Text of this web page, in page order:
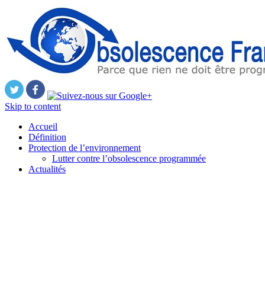
Skip to content
Accueil
Définition
Protection de l’environnement
Lutter contre l’obsolescence programmée
Actualités